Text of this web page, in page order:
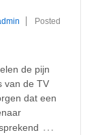
Posted
de pijn
van de TV
dat een
…